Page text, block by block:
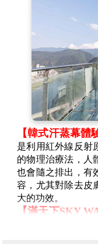
【韓式汗蒸幕體
是利用紅外線反射
的物理治療法，人
也會隨之排出，有
容，尤其對除去皮
大的功效。
【滿天下SKY
奇又刺激的天空